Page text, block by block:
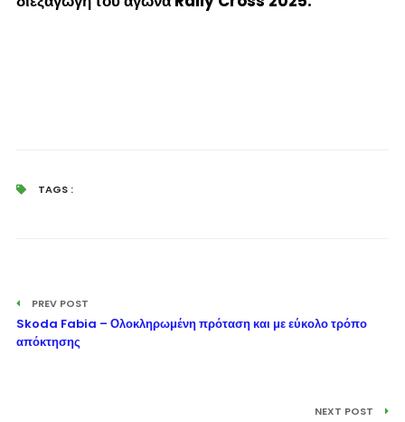
TAGS :
PREV POST
Skoda Fabia – Ολοκληρωμένη πρόταση και με εύκολο τρόπο
απόκτησης
NEXT POST